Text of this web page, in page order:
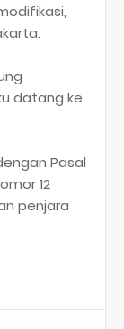
datang ke
Pasal
12
penjara